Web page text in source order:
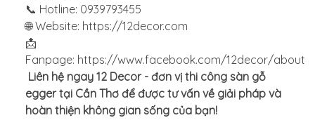
📞 Hotline: 0939793455
🌐 Website: https://12decor.com
📩
Fanpage: https://www.facebook.com/12decor/about
Liên hệ ngay 12 Decor - đơn vị thi công sàn gỗ
egger tại Cần Thơ để được tư vấn về giải pháp và
hoàn thiện không gian sống của bạn!